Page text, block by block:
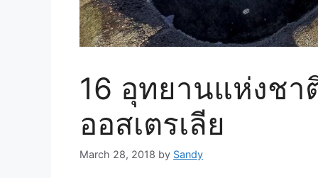
16 อุทยานแห่งชา
ออสเตรเลีย
March 28, 2018 by Sandy